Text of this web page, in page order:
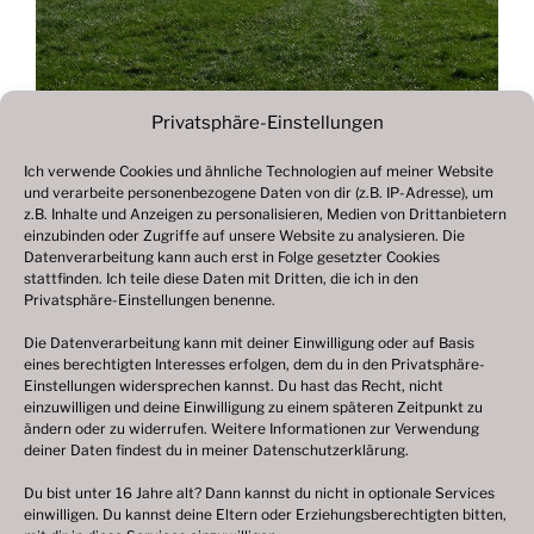
Privatsphäre-Einstellungen
Ich verwende Cookies und ähnliche Technologien auf meiner Website
und verarbeite personenbezogene Daten von dir (z.B. IP-Adresse), um
z.B. Inhalte und Anzeigen zu personalisieren, Medien von Drittanbietern
einzubinden oder Zugriffe auf unsere Website zu analysieren. Die
Datenverarbeitung kann auch erst in Folge gesetzter Cookies
stattfinden. Ich teile diese Daten mit Dritten, die ich in den
Privatsphäre-Einstellungen benenne.
Die Datenverarbeitung kann mit deiner Einwilligung oder auf Basis
eines berechtigten Interesses erfolgen, dem du in den Privatsphäre-
Einstellungen widersprechen kannst. Du hast das Recht, nicht
einzuwilligen und deine Einwilligung zu einem späteren Zeitpunkt zu
ändern oder zu widerrufen. Weitere Informationen zur Verwendung
deiner Daten findest du in meiner Datenschutzerklärung.
Du bist unter 16 Jahre alt? Dann kannst du nicht in optionale Services
einwilligen. Du kannst deine Eltern oder Erziehungsberechtigten bitten,
Beitragsnavigation
Vorheriger
Beitrag
Fotogalerie 2021
© 2003 – 2025 nilsbenthien.de,Datenschutzerklärung
|Cookie-Richtlinie EU|Impressum